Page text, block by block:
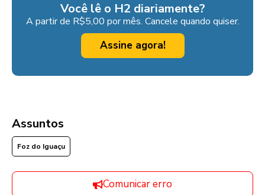
Você lê o H2 diariamente?
A partir de R$5,00 por mês. Cancele quando quiser.
Assine agora!
Assuntos
Foz do Iguaçu
Comunicar erro